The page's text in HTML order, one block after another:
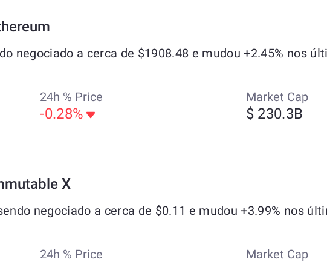
negociado a cerca de $1908.48 e mudou +2.45% nos
24h % Price
-0.28%
Market Cap
$ 230.3B
X
negociado a cerca de $0.11 e mudou +3.99% nos
24h % Price Market Cap